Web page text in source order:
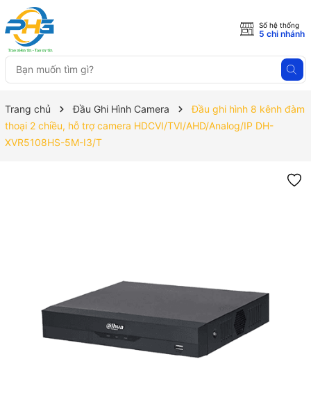
Số hệ thống
5 chi nhánh
Trang chủ Đầu Ghi Hình Camera
Đầu ghi hình 8 kênh đàm
thoại 2 chiều, hỗ trợ camera HDCVI/TVI/AHD/Analog/IP DH-
XVR5108HS-5M-I3/T